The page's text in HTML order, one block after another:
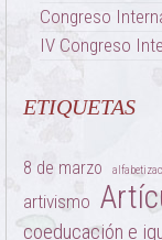
Congreso
IV Congreso
ETIQUETAS
8 de marzo
artivismo
coeducación e